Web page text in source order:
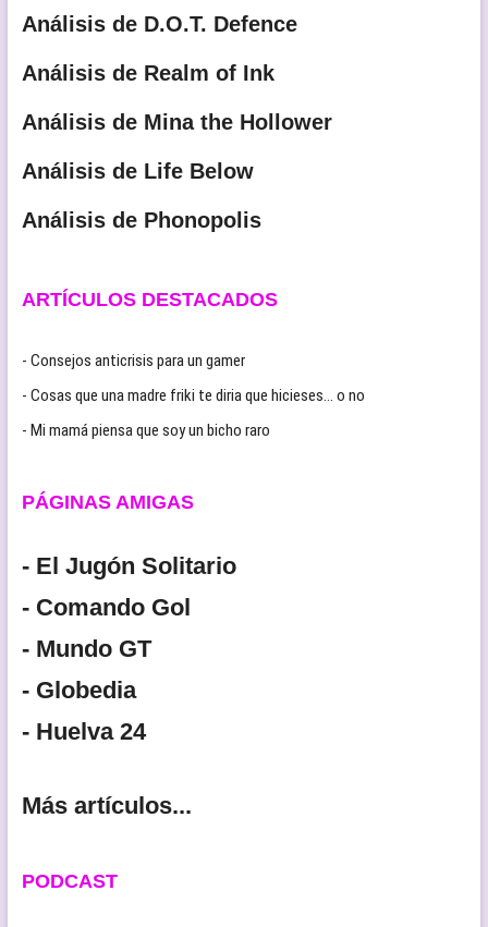
Análisis de D.O.T. Defence
Análisis de Realm of Ink
Análisis de Mina the Hollower
Análisis de Life Below
Análisis de Phonopolis
ARTÍCULOS DESTACADOS
- Consejos anticrisis para un gamer
- Cosas que una madre friki te diria que hicieses… o no
- Mi mamá piensa que soy un bicho raro
PÁGINAS AMIGAS
- El Jugón Solitario
- Comando Gol
- Mundo GT
- Globedia
- Huelva 24
Más artículos...
PODCAST